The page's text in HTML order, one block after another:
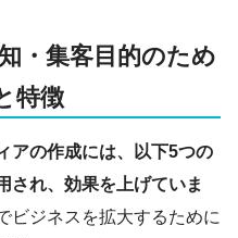
・集客目的のため
特徴
アの作成には、以下5つの
され、効果を上げていま
ビジネスを拡大するために